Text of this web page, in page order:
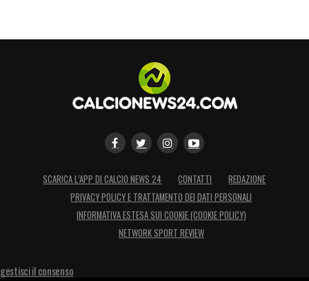
SCARICA L’APP DI CALCIO NEWS 24 CONTATTI
REDAZIONE
PRIVACY POLICY E TRATTAMENTO DEI DATI PERSONALI
INFORMATIVA ESTESA SUI COOKIE (COOKIE POLICY)
NETWORK SPORT REVIEW
gestisci il consenso